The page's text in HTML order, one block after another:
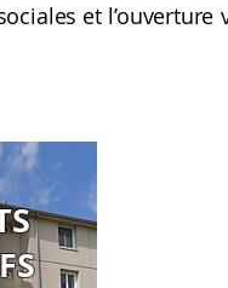
et l’ouverture